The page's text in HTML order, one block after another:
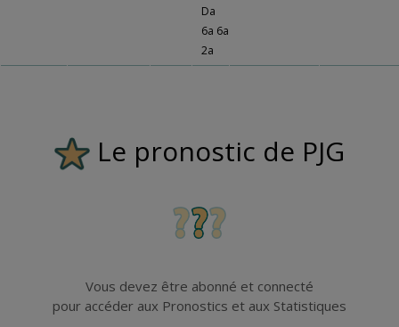
Da
6a 6a
2a
Le pronostic de PJG
Vous devez être abonné et connecté
pour accéder aux Pronostics et aux Statistiques